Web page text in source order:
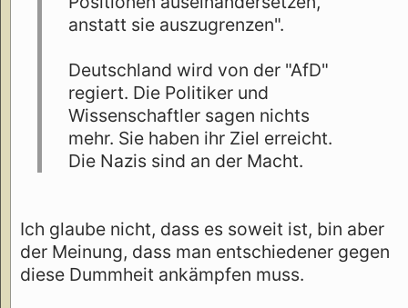
anstatt sie auszugrenzen".
Deutschland wird von der "AfD"
regiert. Die Politiker und
Wissenschaftler sagen nichts
mehr. Sie haben ihr Ziel erreicht.
Die Nazis sind an der Macht.
Ich glaube nicht, dass es soweit ist, bin aber
der Meinung, dass man entschiedener gegen
diese Dummheit ankämpfen muss.